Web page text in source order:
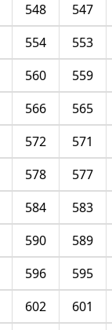
547
548
553
554
559
560
565
566
571
572
577
578
583
584
589
590
595
596
601
602